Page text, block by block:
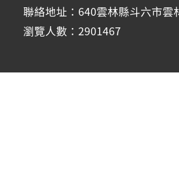
聯絡地址：640雲林縣斗六市雲
瀏覽人數：2901467